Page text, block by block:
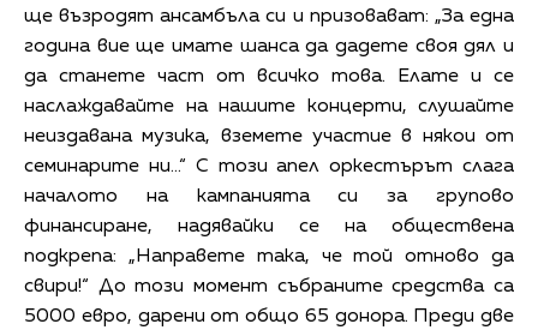
ще възродят ансамбъла си и призовават: „За една
година вие ще имате шанса да дадете своя дял и
да станете част от всичко това. Елате и се
наслаждавайте на нашите концерти, слушайте
неиздавана музика, вземете участие в някои от
семинарите ни…“ С този апел оркестърът слага
началото на кампанията си за групово
финансиране, надявайки се на обществена
подкрепа: „Направете така, че той отново да
свири!“ До този момент събраните средства са
5000 евро, дарени от общо 65 донора. Преди две